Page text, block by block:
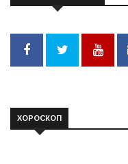
ХОРОСКОП